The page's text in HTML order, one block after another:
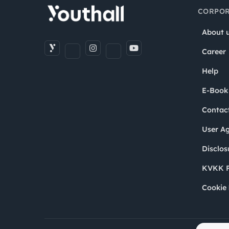
About
Career
Help
E-Book
User
KVKK
Cookie